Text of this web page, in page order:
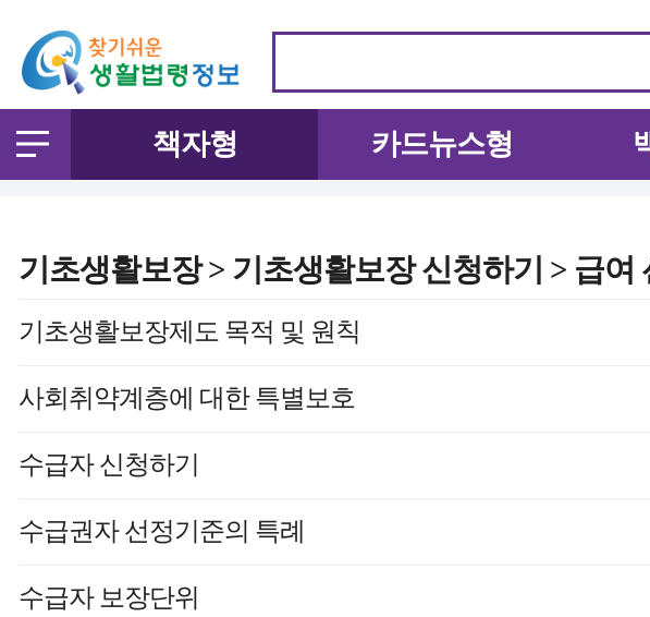
책자형 카드뉴스형
기초생활보장 > 기초생활보장 신청하기 > 급여
기초생활보장제도 목적 및 원칙
사회취약계층에 대한 특별보호
수급자 신청하기
수급권자 선정기준의 특례
수급자 보장단위